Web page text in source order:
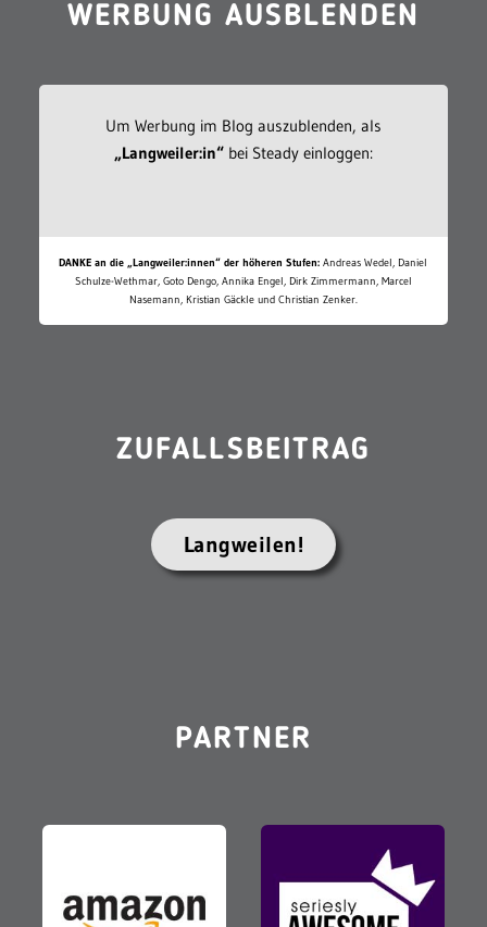
WERBUNG AUSBLENDEN
Um Werbung im Blog auszublenden, als
„Langweiler:in“bei Steady einloggen:
DANKE an die „Langweiler:innen“ der höheren Stufen: Andreas Wedel, Daniel
Schulze-Wethmar, Goto Dengo, Annika Engel, Dirk Zimmermann, Marcel
Nasemann, Kristian Gäckle und Christian Zenker.
ZUFALLSBEITRAG
Langweilen!
PARTNER